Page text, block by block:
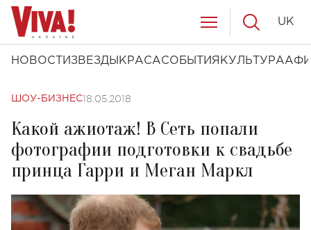
НОВОСТИ ЗВЕЗДЫ КРАСАСОБЫТИЯ КУЛЬТУРА
UK
ШОУ-БИЗНЕС18.05.2018
Какой ажиотаж! В Сеть попали
фотографии подготовки к свадьбе
принца Гарри и Меган Маркл